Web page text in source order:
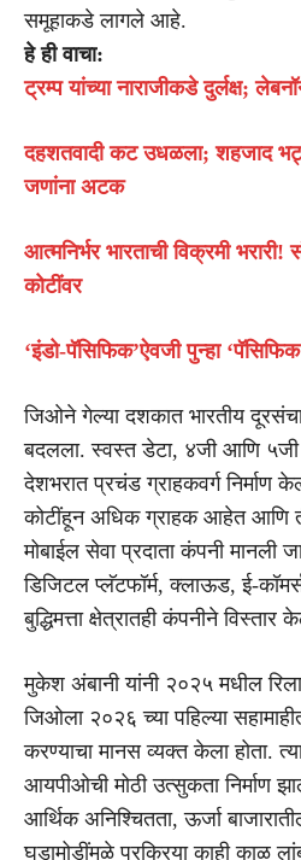
समूहाकडे लागले आहे.
हे ही वाचा:
ट्रम्प यांच्या नाराजीकडे दुर्लक्ष;
दहशतवादी कट उधळला; शहजाद
जणांना अटक
आत्मनिर्भर भारताची विक्रमी
कोटींवर
‘इंडो-पॅसिफिक’ऐवजी पुन्हा
जिओने गेल्या दशकात भारतीय दूरसंचार
बदलला. स्वस्त डेटा, ४जी आणि ५जी
देशभरात प्रचंड ग्राहकवर्ग
कोटींहून अधिक ग्राहक आहेत आणि ती
मोबाईल सेवा प्रदाता कंपनी मानली
डिजिटल प्लॅटफॉर्म, क्लाऊड, ई-
बुद्धिमत्ता क्षेत्रातही कंपनीने
मुकेश अंबानी यांनी २०२५ मधील
जिओला २०२६ च्या पहिल्या
करण्याचा मानस व्यक्त केला होता.
आयपीओची मोठी उत्सुकता निर्माण
आर्थिक अनिश्चितता, ऊर्जा
घडामोडींमुळे प्रक्रिया काही काळ